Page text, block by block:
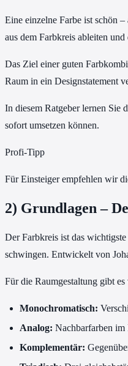
Eine einzelne Farbe ist schön
aus dem Farbkreis ableiten
Das Ziel einer guten
Raum in ein Designstatement
In diesem Ratgeber lernen Sie
sofort umsetzen können.
Profi-Tipp
Für Einsteiger empfehlen wir
2) Grundlagen –
Der Farbkreis ist das
schwingen. Entwickelt von
Für die Raumgestaltung gibt
Monochromatisch:
Analog: Nachbarfarben
Komplementär: